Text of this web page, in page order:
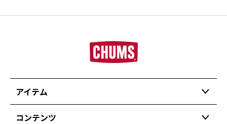
アイテム
コンテンツ